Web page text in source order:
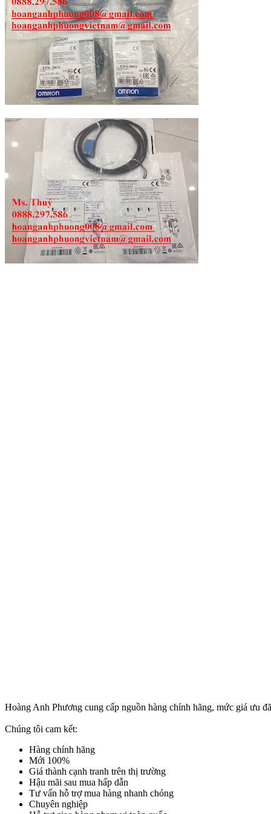
Hoàng Anh Phương cung cấp nguồn hàng chính hãng, mức giá ưu
Chúng tôi cam kết:
Hàng chính hãng
Mới 100%
Giá thành cạnh tranh trên thị trường
Hậu mãi sau mua hấp dẫn
Tư vấn hỗ trợ mua hàng nhanh chóng
Chuyên nghiệp